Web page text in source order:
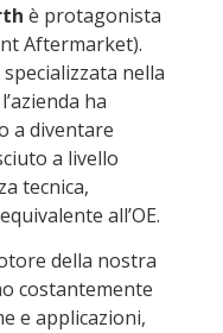
è protagonista
Aftermarket).
nella
ha
a diventare
a livello
tecnica,
all’OE.
della nostra
costantemente
e applicazioni,